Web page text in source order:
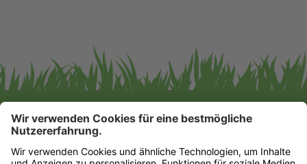
Gartencenter Augsburg GmbH & Co. KG
Impressum|Datenschutz